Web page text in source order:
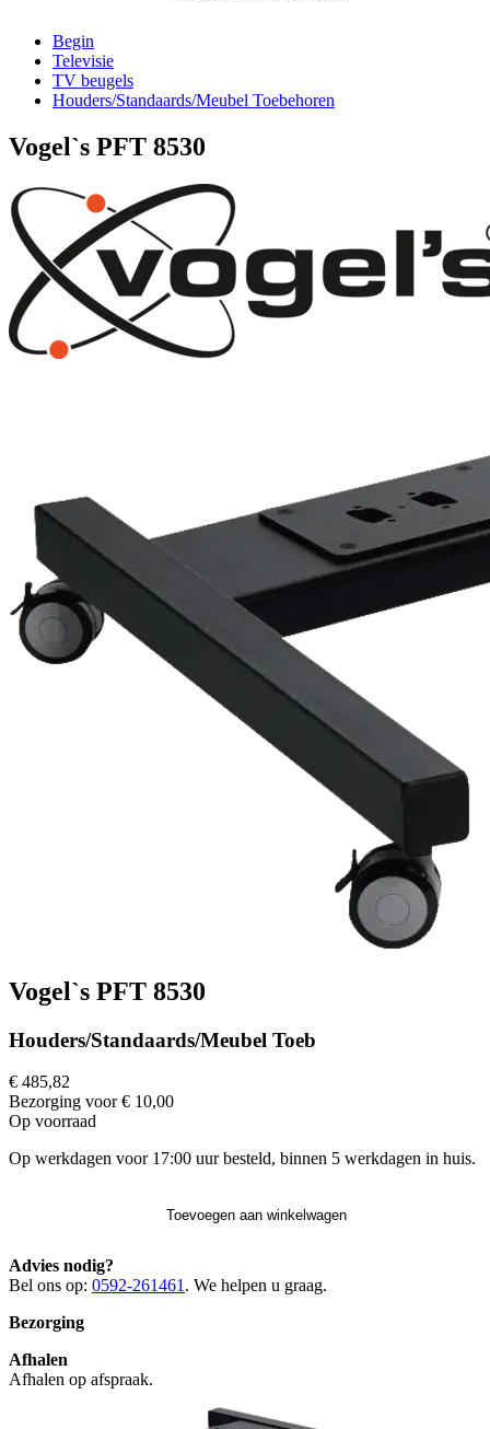
Begin
Televisie
TV beugels
Houders/Standaards/Meubel Toebehoren
Vogel`s PFT 8530
Vogel`s PFT 8530
Houders/Standaards/Meubel Toeb
€ 485,82
Bezorging voor € 10,00
Op voorraad
Op werkdagen voor 17:00 uur besteld, binnen 5 werkdagen in huis.
Toevoegen aan winkelwagen
Advies nodig?
Bel ons op: 0592-261461 . We helpen u graag.
Bezorging
Afhalen
Afhalen op afspraak.